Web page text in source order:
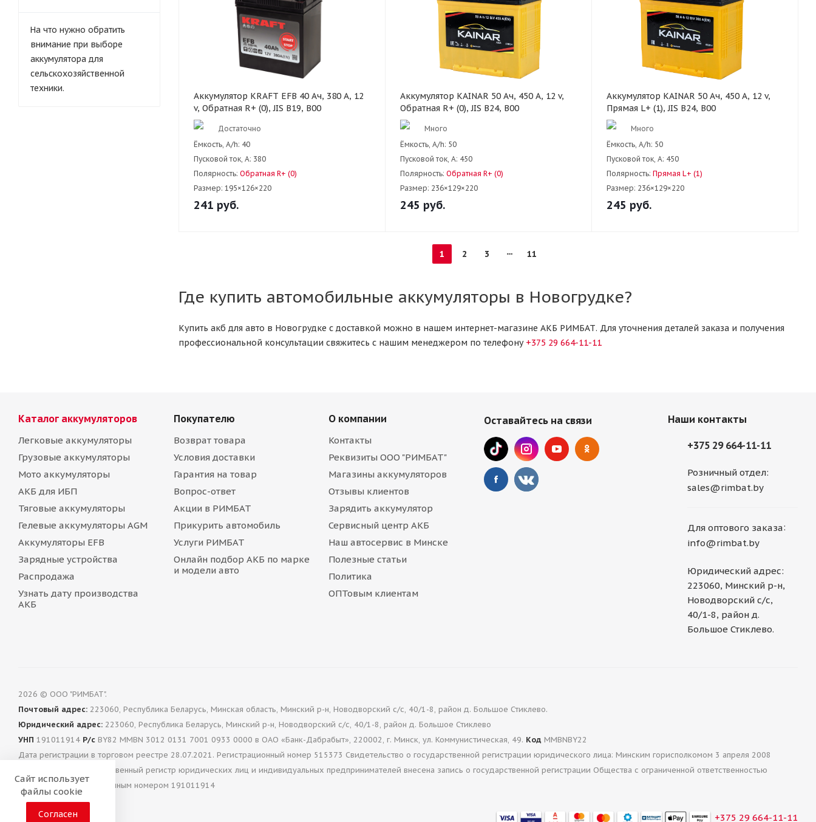
Аккумулятор KRAFT EFB 40 Ач, 380 А, 12
v, Обратная R+ (0), JIS B19, B00
Достаточно
Ёмкость, A/h: 40
Пусковой ток, А: 380
Полярность: Обратная R+ (0)
Размер: 195×126×220
241 руб.
Аккумулятор KAINAR 50 Ач, 450 А, 12 v,
Обратная R+ (0), JIS B24, B00
Много
Ёмкость, A/h: 50
Пусковой ток, А: 450
Полярность: Обратная R+ (0)
Размер: 236×129×220
245 руб.
Аккумулятор KAINAR 50 Ач, 450 А, 12 v,
Прямая L+ (1), JIS B24, B00
Много
Ёмкость, A/h: 50
Пусковой ток, А: 450
Полярность: Прямая L+ (1)
Размер: 236×129×220
245 руб.
1 2 3 11
Где купить автомобильные аккумуляторы в Новогрудке?
Купить акб для авто в Новогрудке с доставкой можно в нашем интернет-магазине АКБ РИМБАТ. Для уточнения деталей заказа и получения
профессиональной консультации свяжитесь с нашим менеджером по телефону +375 29 664-11-11
На что нужно обратить
внимание при выборе
аккумулятора для
сельскохозяйственной
техники.
Каталог аккумуляторов
Легковые аккумуляторы
Грузовые аккумуляторы
Мото аккумуляторы
АКБ для ИБП
Тяговые аккумуляторы
Гелевые аккумуляторы AGM
Аккумуляторы EFB
Зарядные устройства
Распродажа
Узнать дату производства
АКБ
Покупателю
Возврат товара
Условия доставки
Гарантия на товар
Вопрос-ответ
Акции в РИМБАТ
Прикурить автомобиль
Услуги РИМБАТ
Онлайн подбор АКБ по марке
и модели авто
О компании
Контакты
Реквизиты ООО "РИМБАТ"
Магазины аккумуляторов
Отзывы клиентов
Зарядить аккумулятор
Сервисный центр АКБ
Наш автосервис в Минске
Полезные статьи
Политика
ОПТовым клиентам
Оставайтесь на связи Наши контакты
+375 29 664-11-11
Розничный отдел:
sales@rimbat.by
Для оптового заказа:
info@rimbat.by
Юридический адрес:
223060, Минский р-н,
Новодворский с/с,
40/1-8, район д.
Большое Стиклево.
2026 © ООО "РИМБАТ".
Почтовый адрес: 223060, Республика Беларусь, Минская область, Минский р-н, Новодворский с/с, 40/1-8, район д. Большое Стиклево.
Юридический адрес: 223060, Республика Беларусь, Минский р-н, Новодворский с/с, 40/1-8, район д. Большое Стиклево
УНП 191011914 Р/с BY82 MMBN 3012 0131 7001 0933 0000 в ОАО «Банк-Дабрабыт», 220002, г. Минск, ул. Коммунистическая, 49. Код MMBNBY22
Дата регистрации в торговом реестре 28.07.2021. Регистрационный номер 515373 Свидетельство о государственной регистрации юридического лица: Минским горисполкомом 3 апреля 2008
года в Единый государственный регистр юридических лиц и индивидуальных предпринимателей внесена запись о государственной регистрации Общества с ограниченной ответственностью
"РИМБАТ" с регистрационным номером 191011914
+375 29 664-11-11
Сайт использует
файлы cookie
Согласен